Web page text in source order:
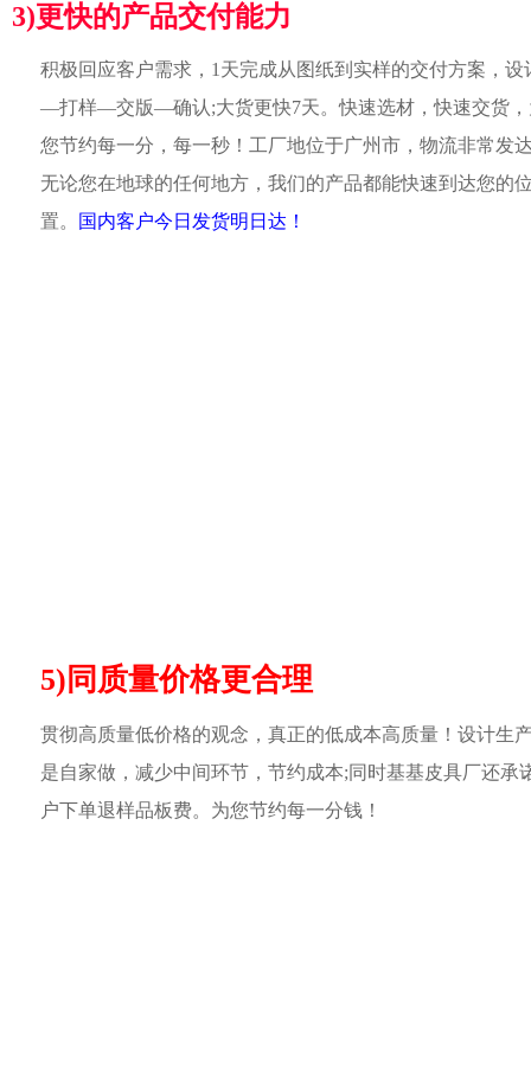
3)更快的产品交付能力
积极回应客户需求，1天完成从图纸到实样的交付方案，设
—打样—交版—确认;大货更快7天。快速选材，快速交货
您节约每一分，每一秒！工厂地位于广州市，物流非常发
无论您在地球的任何地方，我们的产品都能快速到达您的
置。
国内客户今日发货明日达！
5)同质量价格更合理
贯彻高质量低价格的观念，真正的低成本高质量！设计生
是自家做，减少中间环节，节约成本;同时基基皮具厂还承
户下单退样品板费。为您节约每一分钱！